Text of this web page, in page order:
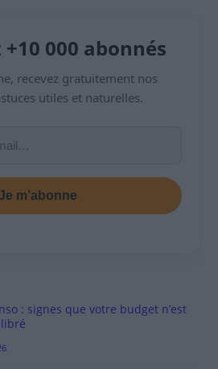
+10 000 abonnés
recevez gratuitement nos
utiles et naturelles.
m’abonne
: signes que votre budget n’est